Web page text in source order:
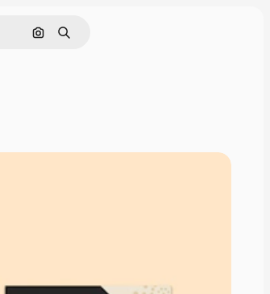
Pesquisar por imagem
Buscar